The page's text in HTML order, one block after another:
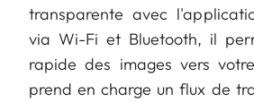
transparente avec
via Wi-Fi et Bluetooth, il
rapide des images vers
prend en charge un flux de